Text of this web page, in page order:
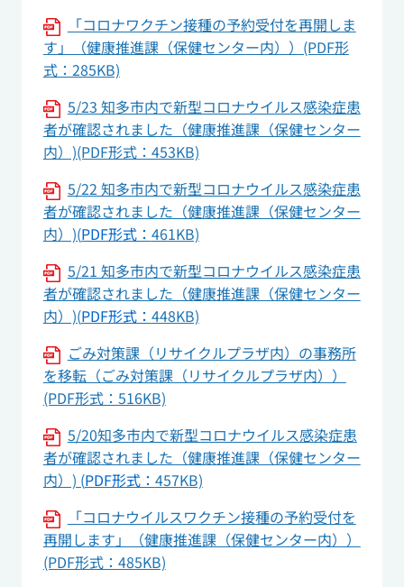
「コロナワクチン接種の予約受付を再開しま
す」（健康推進課（保健センター内））(PDF形
式：285KB)
5/23 知多市内で新型コロナウイルス感染症患
者が確認されました（健康推進課（保健センター
内）)(PDF形式：453KB)
5/22 知多市内で新型コロナウイルス感染症患
者が確認されました（健康推進課（保健センター
内）)(PDF形式： 461KB)
5/21 知多市内で新型コロナウイルス感染症患
者が確認されました（健康推進課（保健センター
内）)(PDF形式： 448KB)
ごみ対策課（リサイクルプラザ内）の事務所
を移転（ごみ対策課（リサイクルプラザ内））
(PDF形式：516KB)
5/20知多市内で新型コロナウイルス感染症患
者が確認されました（健康推進課（保健センター
内）) (PDF形式： 457KB)
「コロナウイルスワクチン接種の予約受付を
再開します」（健康推進課（保健センター内））
(PDF形式：485KB)